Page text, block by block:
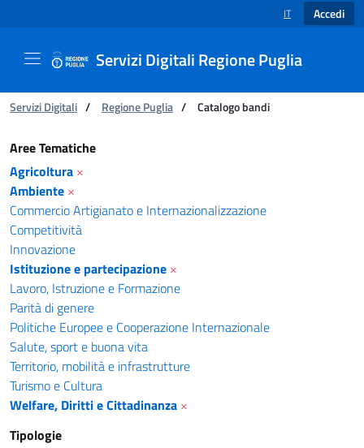
SELEZIONE
IT Accedi
Servizi Digitali Regione Puglia
Ti trovi in:
Servizi Digitali / Regione Puglia / Catalogo bandi
Catalogo bandi - Servizi Digitali Regione
Aree Tematiche
Agricoltura ×
Ambiente ×
Commercio Artigianato e Internazionalizzazione
Competitività
Innovazione
Istituzione e partecipazione ×
Lavoro, Istruzione e Formazione
Parità di genere
Politiche Europee e Cooperazione Internazionale
Salute, sport e buona vita
Territorio, mobilità e infrastrutture
Turismo e Cultura
Welfare, Diritti e Cittadinanza ×
Tipologie